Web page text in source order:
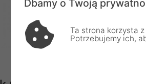
Dbamy o Twoją
Ta strona korzysta z
Potrzebujemy ich,